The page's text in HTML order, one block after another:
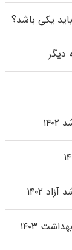
یکی باشد؟
دیگر
۱۴۰۲
۱۴۰۳